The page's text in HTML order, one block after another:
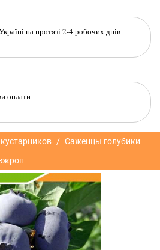
на протязі 2-4 робочих днів
Саженцы голубики